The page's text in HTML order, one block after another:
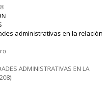
administrativas en la relación
ADMINISTRATIVAS EN LA